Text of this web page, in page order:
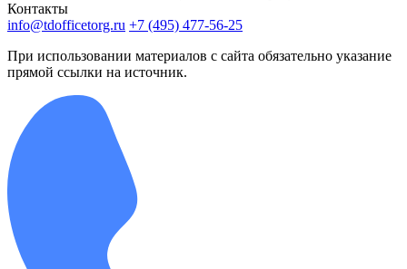
Контакты
info@tdofficetorg.ru +7 (495) 477-56-25
При использовании материалов с сайта обязательно указание
прямой ссылки на источник.